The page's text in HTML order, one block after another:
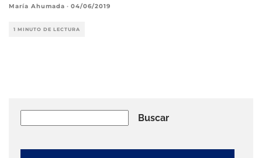
María Ahumada · 04/06/2019
1 MINUTO DE LECTURA
Buscar